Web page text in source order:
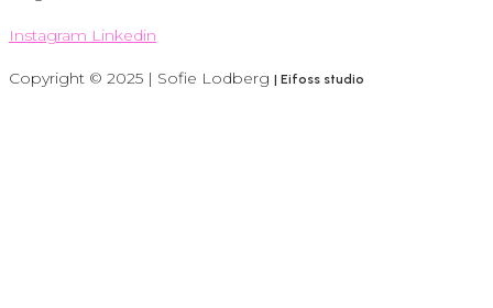
Instagram Linkedin
Copyright © 2025 | Sofie Lodberg | Eifoss studio